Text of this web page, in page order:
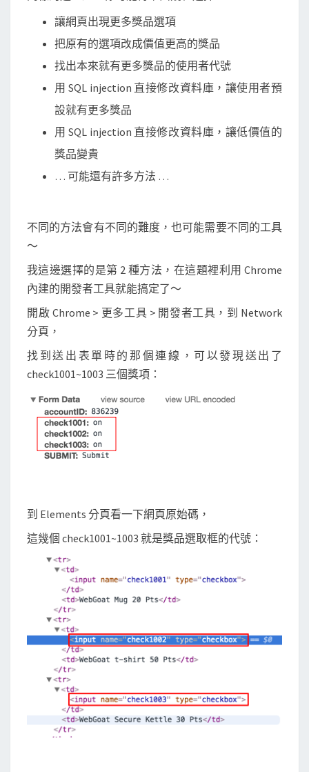
讓網頁出現更多獎品選項
把原有的選項改成價值更高的獎品
找出本來就有更多獎品的使用者代號
用 SQL injection 直接修改資料庫，讓使用者預
設就有更多獎品
用 SQL injection 直接修改資料庫，讓低價值的
獎品變貴
… 可能還有許多方法 …
不同的方法會有不同的難度，也可能需要不同的工具
～
我這邊選擇的是第 2 種方法，在這題裡利用 Chrome
內建的開發者工具就能搞定了～
開啟 Chrome > 更多工具 > 開發者工具，到 Network
分頁，
找到送出表單時的那個連線，可以發現送出了
check1001~1003 三個獎項：
到 Elements 分頁看一下網頁原始碼，
這幾個 check1001~1003 就是獎品選取框的代號：